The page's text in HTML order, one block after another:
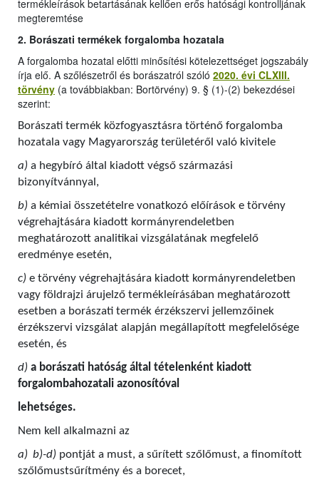
termékleírások betartásának kellően erős hatósági kontrolljának
megteremtése
2. Borászati termékek forgalomba hozatala
A forgalomba hozatal előtti minősítési kötelezettséget jogszabály
írja elő. A szőlészetről és borászatról szóló 2020. évi CLXIII.
törvény (a továbbiakban: Bortörvény) 9. § (1)-(2) bekezdései
szerint:
Borászati termék közfogyasztásra történő forgalomba
hozatala vagy Magyarország területéről való kivitele
a) a hegybíró által kiadott végső származási
bizonyítvánnyal,
b) a kémiai összetételre vonatkozó előírások e törvény
végrehajtására kiadott kormányrendeletben
meghatározott analitikai vizsgálatának megfelelő
eredménye esetén,
c) e törvény végrehajtására kiadott kormányrendeletben
vagy földrajzi árujelző termékleírásában meghatározott
esetben a borászati termék érzékszervi jellemzőinek
érzékszervi vizsgálat alapján megállapított megfelelősége
esetén, és
d) a borászati hatóság által tételenként kiadott
forgalombahozatali azonosítóval
lehetséges.
Nem kell alkalmazni az
a) b)-d) pontját a must, a sűrített szőlőmust, a finomított
szőlőmustsűrítmény és a borecet,